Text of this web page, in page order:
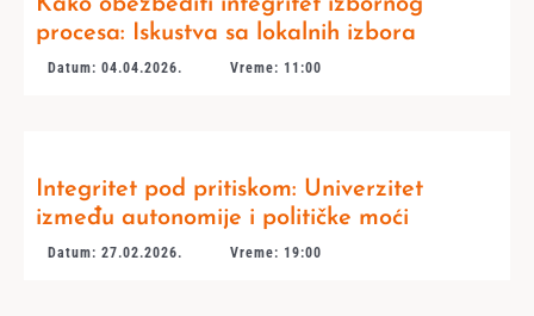
Kako obezbediti integritet izbornog
procesa: Iskustva sa lokalnih izbora
Datum: 04.04.2026. Vreme: 11:00
Integritet pod pritiskom: Univerzitet
između autonomije i političke moći
Datum: 27.02.2026. Vreme: 19:00